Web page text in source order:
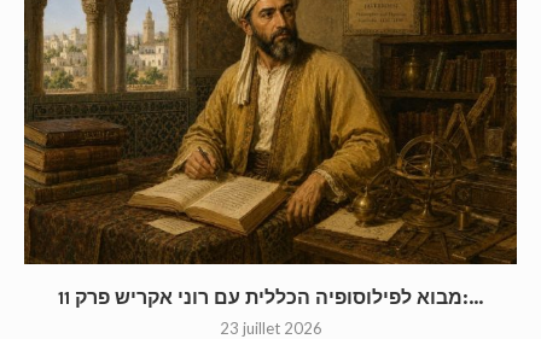
מבוא לפילוסופיה הכללית עם רוני אקריש פרק 11:...
23 juillet 2026